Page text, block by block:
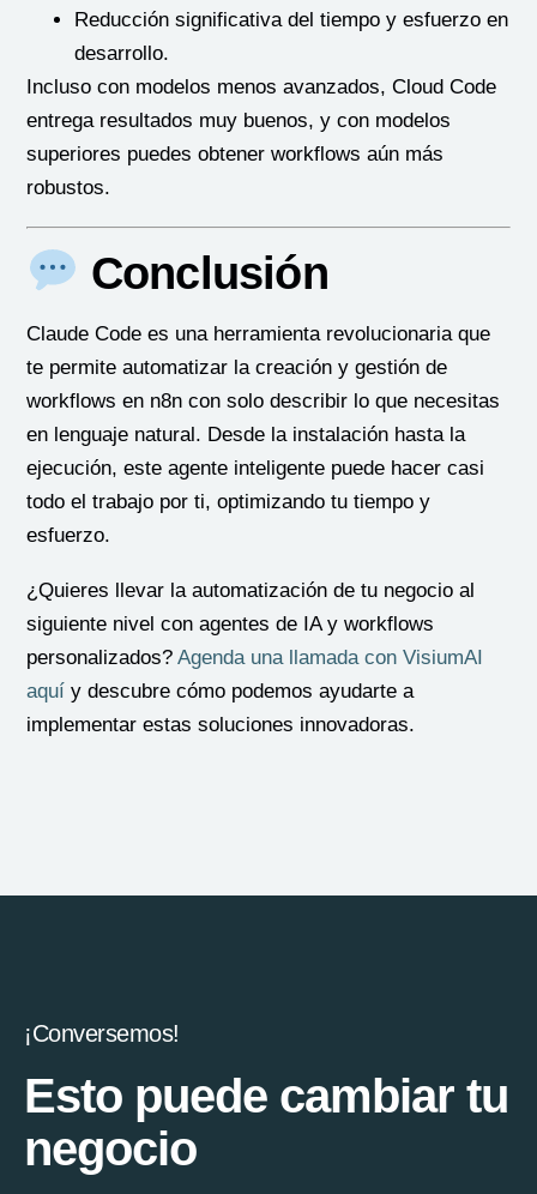
Reducción significativa del tiempo y esfuerzo en
desarrollo.
Incluso con modelos menos avanzados, Cloud Code
entrega resultados muy buenos, y con modelos
superiores puedes obtener workflows aún más
robustos.
Conclusión
Claude Code es una herramienta revolucionaria que
te permite automatizar la creación y gestión de
workflows en n8n con solo describir lo que necesitas
en lenguaje natural. Desde la instalación hasta la
ejecución, este agente inteligente puede hacer casi
todo el trabajo por ti, optimizando tu tiempo y
esfuerzo.
¿Quieres llevar la automatización de tu negocio al
siguiente nivel con agentes de IA y workflows
personalizados? Agenda una llamada con VisiumAI
aquí y descubre cómo podemos ayudarte a
implementar estas soluciones innovadoras.
¡Conversemos!
Esto puede cambiar tu
negocio